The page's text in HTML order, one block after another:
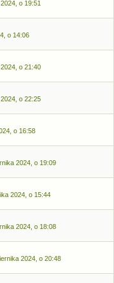
o 19:51
o 14:06
o 21:40
o 22:25
o 16:58
2024, o 19:09
2024, o 15:44
2024, o 18:08
2024, o 20:48